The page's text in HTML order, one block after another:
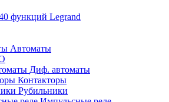
функций Legrand
Автоматы
Диф. автоматы
Контакторы
Рубильники